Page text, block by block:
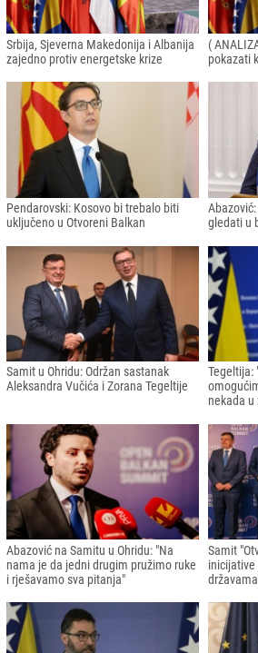
Srbija, Sjeverna Makedonija i Albanija
zajedno protiv energetske krize
(
pokazati
Pendarovski: Kosovo bi trebalo biti
uključeno u Otvoreni Balkan
gledati u
Samit u Ohridu: Održan sastanak
Aleksandra Vučića i Zorana Tegeltije
Tegeltija:
nekada u
Abazović na Samitu u Ohridu: "Na
nama je da jedni drugim pružimo ruke
i rješavamo sva pitanja"
Samit
državama